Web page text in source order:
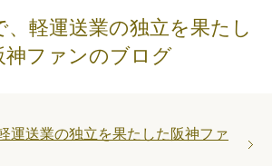
、軽運送業の独立を果たし
神ファンのブログ
運送業の独立を果たした阪神ファ